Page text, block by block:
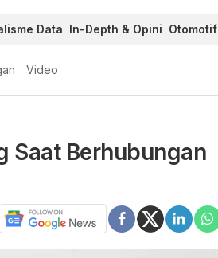
Data In-Depth & Opini Otomotif
Video
Saat Berhubungan